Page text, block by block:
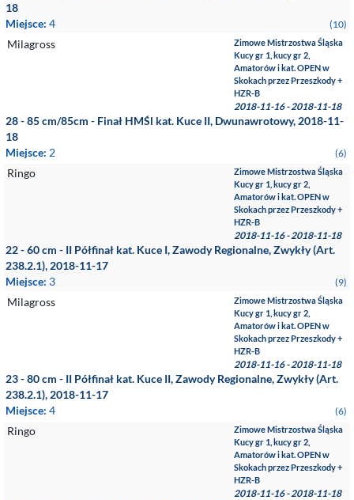
18
Miejsce: 4 (10)
Milagross
Zimowe Mistrzostwa Śląska
Kucy gr 1, kucy gr 2,
Amatorów i kat. OPEN w
Skokach przez Przeszkody +
HZR-B
2018-11-16 - 2018-11-18
28 - 85 cm/85cm - Finał HMŚl kat. Kuce II, Dwunawrotowy, 2018-11-
18
Miejsce: 2 (6)
Ringo
Zimowe Mistrzostwa Śląska
Kucy gr 1, kucy gr 2,
Amatorów i kat. OPEN w
Skokach przez Przeszkody +
HZR-B
2018-11-16 - 2018-11-18
22 - 60 cm - II Półfinał kat. Kuce I, Zawody Regionalne, Zwykły (Art.
238.2.1), 2018-11-17
Miejsce: 3 (9)
Milagross
Zimowe Mistrzostwa Śląska
Kucy gr 1, kucy gr 2,
Amatorów i kat. OPEN w
Skokach przez Przeszkody +
HZR-B
2018-11-16 - 2018-11-18
23 - 80 cm - II Półfinał kat. Kuce II, Zawody Regionalne, Zwykły (Art.
238.2.1), 2018-11-17
Miejsce: 4 (6)
Ringo
Zimowe Mistrzostwa Śląska
Kucy gr 1, kucy gr 2,
Amatorów i kat. OPEN w
Skokach przez Przeszkody +
HZR-B
2018-11-16 - 2018-11-18